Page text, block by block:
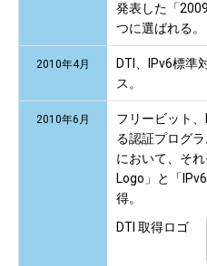
発表した「
つに選ばれる。
2010年4月
DTI、IPv6標準
ス。
2010年6月
フリービット
る認証プログ
において、そ
Logo」と「
得。
DTI 取得ロゴ